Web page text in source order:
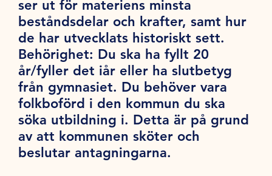
ser ut för materiens minsta
beståndsdelar och krafter, samt hur
de har utvecklats historiskt sett.
Behörighet: Du ska ha fyllt 20
år/fyller det iår eller ha slutbetyg
från gymnasiet. Du behöver vara
folkboförd i den kommun du ska
söka utbildning i. Detta är på grund
av att kommunen sköter och
beslutar antagningarna.